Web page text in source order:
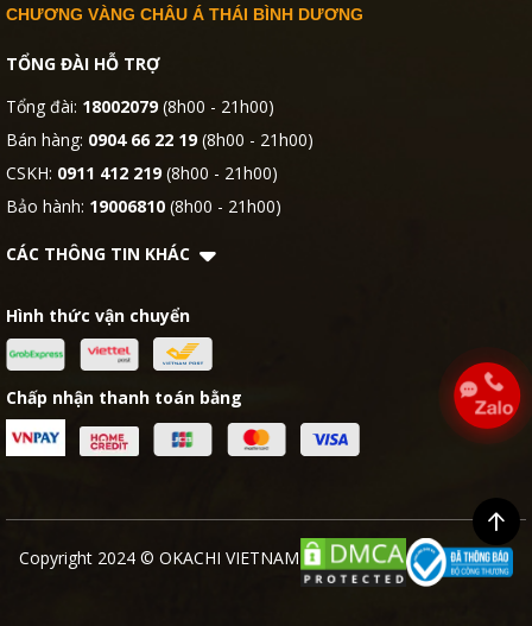
CHƯƠNG VÀNG CHÂU Á THÁI BÌNH DƯƠNG
TỔNG ĐÀI HỖ TRỢ
Tổng đài: 18002079(8h00 - 21h00)
Bán hàng: 0904 66 22 19(8h00 - 21h00)
CSKH: 0911 412 219(8h00 - 21h00)
Bảo hành: 19006810 (8h00 - 21h00)
CÁC THÔNG TIN KHÁC
Hình thức vận chuyển
Chấp nhận thanh toán bằng
Copyright 2024 © OKACHI VIETNAM